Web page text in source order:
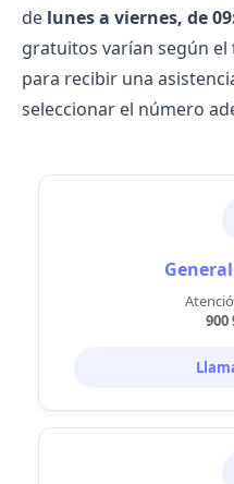
de lunes a viernes, de
gratuitos varían según
para recibir una
seleccionar el número
900